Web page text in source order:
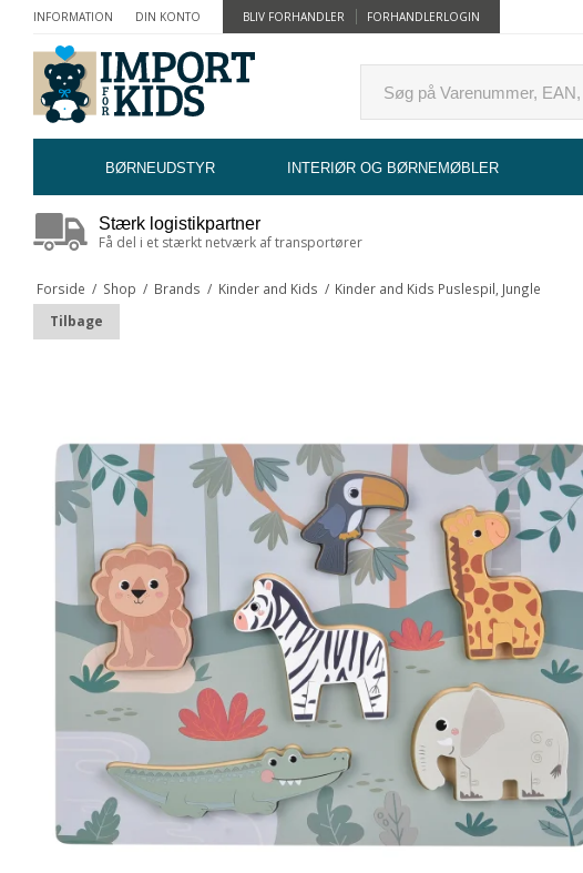
INFORMATION DIN KONTO BLIV FORHANDLER FORHANDLERLOGIN
BØRNEUDSTYR INTERIØR OG BØRNEMØBLER
Stærk logistikpartner
Få del i et stærkt netværk af transportører
Forside / Shop / Brands / Kinder and Kids / Kinder and Kids Puslespil, Jungle
Tilbage